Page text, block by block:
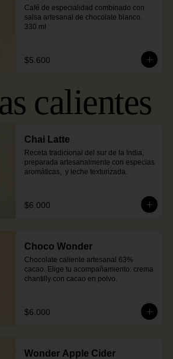
Café de especialidad combinado con
salsa artesanal de chocolate blanco.
330 ml
$5.600
calientes
Chai Latte
Receta tradicional del sur de la India,
preparada artesanalmente con especias
aromáticas,  y leche texturizada.
$6.000
Choco Wonder
Chocolate caliente artesanal 63%
cacao. Elige tu acompañamiento: crema
chantilly con cacao en polvo.
$6.000
Wonder Apple Cider